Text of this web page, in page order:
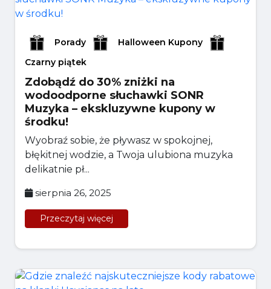
Porady
Halloween Kupony
Czarny piątek
Zdobądź do 30% zniżki na
wodoodporne słuchawki SONR
Muzyka – ekskluzywne kupony w
środku!
Wyobraź sobie, że pływasz w spokojnej,
błękitnej wodzie, a Twoja ulubiona muzyka
delikatnie pł...
sierpnia 26, 2025
Przeczytaj więcej